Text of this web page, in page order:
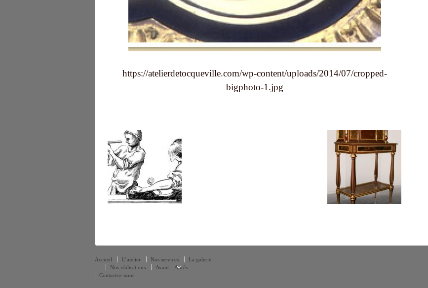
https://atelierdetocqueville.com/wp-content/uploads/2014/07/cropped-
bigphoto-1.jpg
Accueil L’atelier Nos services
La galerie
Nos réalisations
Avant – Après
Contactez-nous